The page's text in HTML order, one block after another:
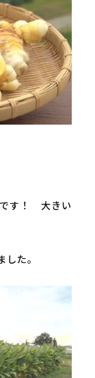
す！　大きい
た。